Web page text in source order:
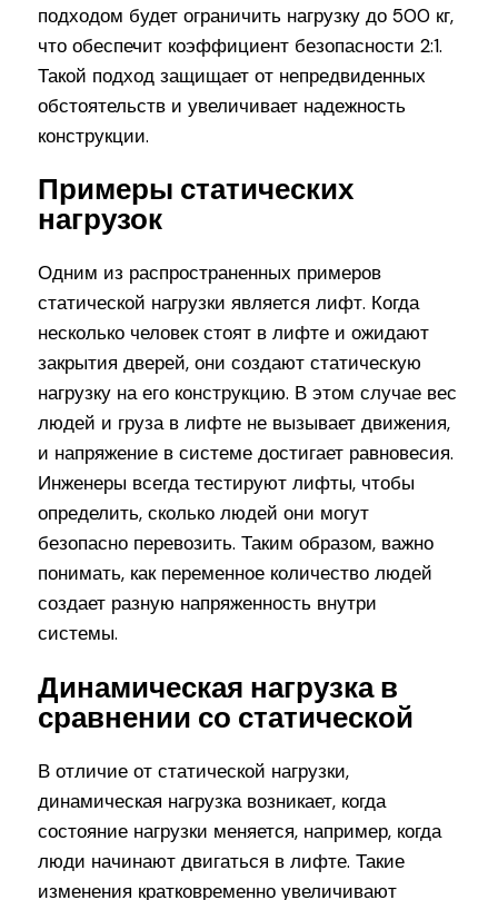
подходом будет ограничить нагрузку до 500 кг,
что обеспечит коэффициент безопасности 2:1.
Такой подход защищает от непредвиденных
обстоятельств и увеличивает надежность
конструкции.
Примеры статических
нагрузок
Одним из распространенных примеров
статической нагрузки является лифт. Когда
несколько человек стоят в лифте и ожидают
закрытия дверей, они создают статическую
нагрузку на его конструкцию. В этом случае вес
людей и груза в лифте не вызывает движения,
и напряжение в системе достигает равновесия.
Инженеры всегда тестируют лифты, чтобы
определить, сколько людей они могут
безопасно перевозить. Таким образом, важно
понимать, как переменное количество людей
создает разную напряженность внутри
системы.
Динамическая нагрузка в
сравнении со статической
В отличие от статической нагрузки,
динамическая нагрузка возникает, когда
состояние нагрузки меняется, например, когда
люди начинают двигаться в лифте. Такие
изменения кратковременно увеличивают